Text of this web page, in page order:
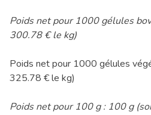
Poids net pour 1000 gélules
300.78 € le kg)
Poids net pour 1000 gélules
325.78 € le kg)
Poids net pour 100 g : 100 g